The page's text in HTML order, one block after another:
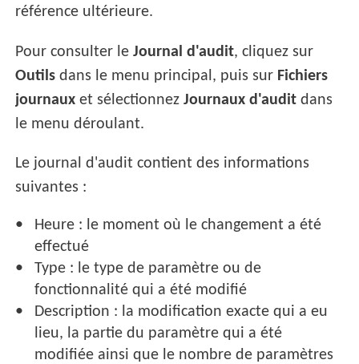
référence ultérieure.
Pour consulter leJournal d'audit, cliquez sur
Outils dans le menu principal, puis sur Fichiers
journaux et sélectionnezJournaux d'audit dans
le menu déroulant.
Le journal d'audit contient des informations
suivantes :
Heure : le moment où le changement a été
effectué
Type : le type de paramètre ou de
fonctionnalité qui a été modifié
Description : la modification exacte qui a eu
lieu, la partie du paramètre qui a été
modifiée ainsi que le nombre de paramètres